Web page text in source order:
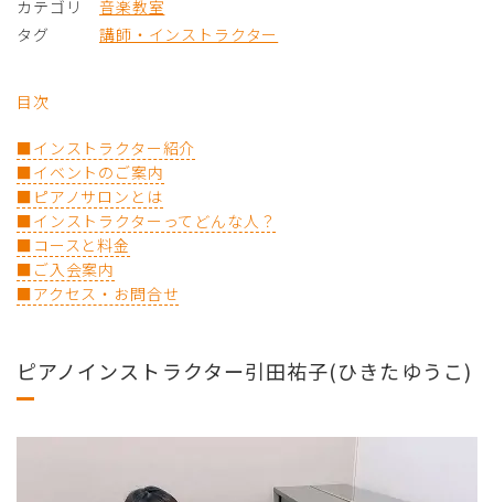
カテゴリ
音楽教室
タグ
講師・インストラクター
目次
■インストラクター紹介
■イベントのご案内
■ピアノサロンとは
■インストラクターってどんな人？
■コースと料金
■ご入会案内
■アクセス・お問合せ
ピアノインストラクター引田祐子(ひきたゆうこ)